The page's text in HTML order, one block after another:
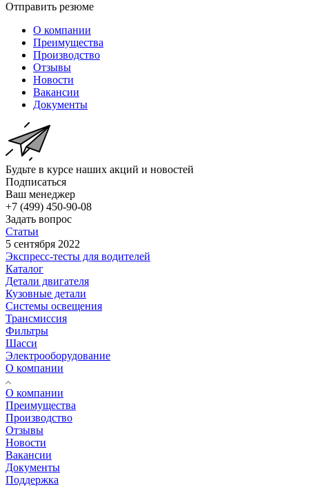
Отправить резюме
О компании
Преимущества
Производство
Отзывы
Новости
Вакансии
Документы
Будьте в курсе наших акций и новостей
Подписаться
Ваш менеджер
+7 (499) 450-90-08
Задать вопрос
Статьи
5 сентября 2022
Экспресс-тесты для водителей
Каталог
Детали двигателя
Кузовные детали
Системы освещения
Трансмиссия
Фильтры
Шасси
Электрооборудование
О компании
О компании
Преимущества
Производство
Отзывы
Новости
Вакансии
Документы
Поддержка